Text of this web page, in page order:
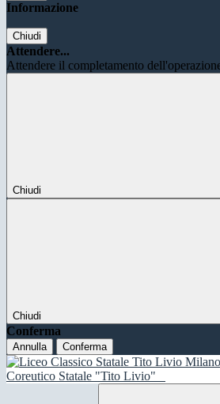
Informazione
Chiudi
Attendere...
Attendere il completamento
Chiudi
Chiudi
Conferma
Annulla Conferma
Coreutico Statale "Tito Livio"